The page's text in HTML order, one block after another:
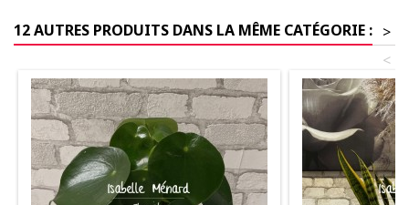
12 AUTRES PRODUITS DANS LA MÊME CATÉGORIE : >
<